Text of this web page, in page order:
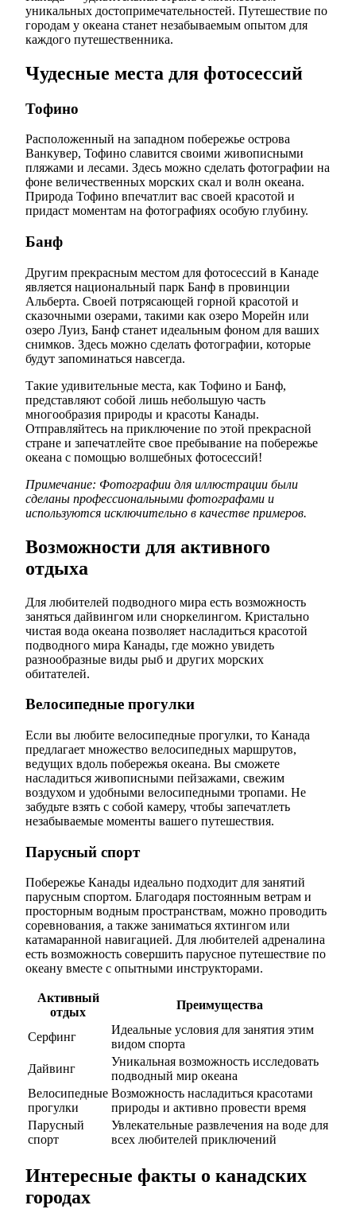
уникальных достопримечательностей. Путешествие по
городам у океана станет незабываемым опытом для
каждого путешественника.
Чудесные места для фотосессий
Тофино
Расположенный на западном побережье острова
Ванкувер, Тофино славится своими живописными
пляжами и лесами. Здесь можно сделать фотографии на
фоне величественных морских скал и волн океана.
Природа Тофино впечатлит вас своей красотой и
придаст моментам на фотографиях особую глубину.
Банф
Другим прекрасным местом для фотосессий в Канаде
является национальный парк Банф в провинции
Альберта. Своей потрясающей горной красотой и
сказочными озерами, такими как озеро Морейн или
озеро Луиз, Банф станет идеальным фоном для ваших
снимков. Здесь можно сделать фотографии, которые
будут запоминаться навсегда.
Такие удивительные места, как Тофино и Банф,
представляют собой лишь небольшую часть
многообразия природы и красоты Канады.
Отправляйтесь на приключение по этой прекрасной
стране и запечатлейте свое пребывание на побережье
океана с помощью волшебных фотосессий!
Примечание: Фотографии для иллюстрации были
сделаны профессиональными фотографами и
используются исключительно в качестве примеров.
Возможности для активного
отдыха
Для любителей подводного мира есть возможность
заняться дайвингом или сноркелингом. Кристально
чистая вода океана позволяет насладиться красотой
подводного мира Канады, где можно увидеть
разнообразные виды рыб и других морских
обитателей.
Велосипедные прогулки
Если вы любите велосипедные прогулки, то Канада
предлагает множество велосипедных маршрутов,
ведущих вдоль побережья океана. Вы сможете
насладиться живописными пейзажами, свежим
воздухом и удобными велосипедными тропами. Не
забудьте взять с собой камеру, чтобы запечатлеть
незабываемые моменты вашего путешествия.
Парусный спорт
Побережье Канады идеально подходит для занятий
парусным спортом. Благодаря постоянным ветрам и
просторным водным пространствам, можно проводить
соревнования, а также заниматься яхтингом или
катамаранной навигацией. Для любителей адреналина
есть возможность совершить парусное путешествие по
океану вместе с опытными инструкторами.
Активный
отдых
Преимущества
Серфинг
Идеальные условия для занятия этим
видом спорта
Дайвинг
Уникальная возможность исследовать
подводный мир океана
Велосипедные
прогулки
Возможность насладиться красотами
природы и активно провести время
Парусный
спорт
Увлекательные развлечения на воде для
всех любителей приключений
Интересные факты о канадских
городах